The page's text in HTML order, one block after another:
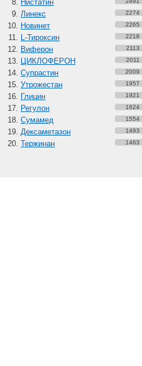
Нистатин
Линекс 2274
Новинет 2265
L-Тироксин 2218
Виферон 2113
ЦИКЛОФЕРОН 2011
Супрастин 2009
Утрожестан 1957
Глицин 1921
Регулон 1624
Сумамед 1554
Дексаметазон 1493
Тержинан 1463